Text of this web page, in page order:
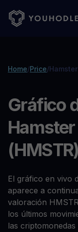
Home/Price/
Gráfico
(HMSTR)
El gráfico en vivo
aparece a
valoración
los últimos
las